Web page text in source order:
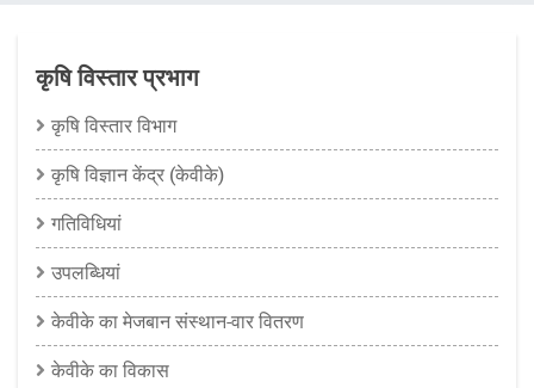
कृषि विस्तार प्रभाग
कृषि विस्तार विभाग
कृषि विज्ञान केंद्र (केवीके)
गतिविधियां
उपलब्धियां
केवीके का मेजबान संस्थान-वार वितरण
केवीके का विकास